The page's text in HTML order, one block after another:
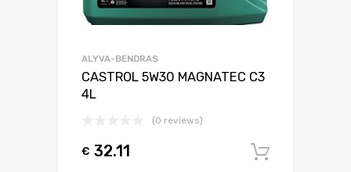
ALYVA-BENDRAS
CASTROL 5W30 MAGNATEC C3
4L
(0 reviews)
€ 32.11